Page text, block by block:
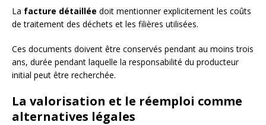
La facture détaillée doit mentionner explicitement les coûts
de traitement des déchets et les filières utilisées.
Ces documents doivent être conservés pendant au moins trois
ans, durée pendant laquelle la responsabilité du producteur
initial peut être recherchée.
La valorisation et le réemploi comme
alternatives légales